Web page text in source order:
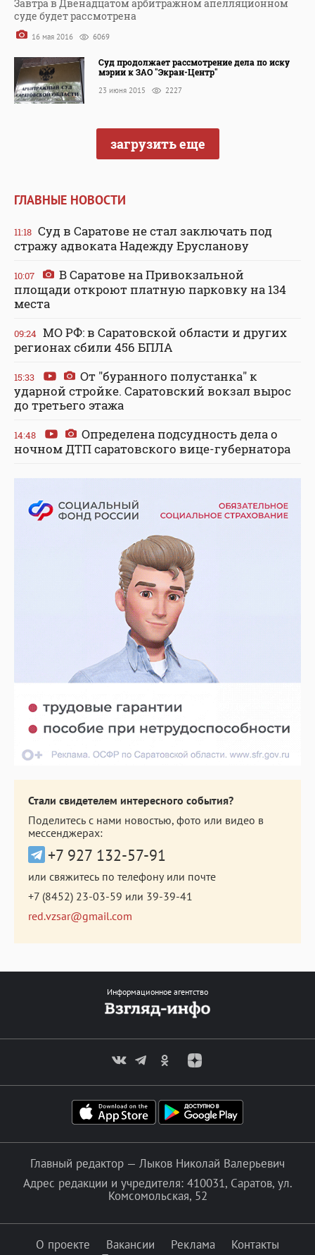
Завтра в Двенадцатом арбитражном апелляционном
суде будет рассмотрена
16 мая 2016 6069
Суд продолжает рассмотрение дела по иску
мэрии к ЗАО "Экран-Центр"
23 июня 2015 2227
загрузить еще
ГЛАВНЫЕ НОВОСТИ
11:18 Суд в Саратове не стал заключать под
стражу адвоката Надежду Ерусланову
10:07
В Саратове на Привокзальной
площади откроют платную парковку на 134
места
09:24 МО РФ: в Саратовской области и других
регионах сбили 456 БПЛА
15:33
От "буранного полустанка" к
ударной стройке. Саратовский вокзал вырос
до третьего этажа
14:48
Определена подсудность дела о
ночном ДТП саратовского вице-губернатора
Стали свидетелем интересного события?
Поделитесь с нами новостью, фото или видео в
мессенджерах:
+7 927 132-57-91
или свяжитесь по телефону или почте
+7 (8452) 23-03-59 или 39-39-41
red.vzsar@gmail.com
Информационное агентство
Главный редактор — Лыков Николай Валерьевич
Адрес редакции и учредителя: 410031, Саратов, ул.
Комсомольская, 52
О проекте Вакансии Реклама
Контакты